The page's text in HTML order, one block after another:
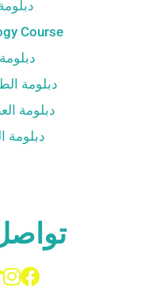
Course
دبلومة
دبلومة
دبلومة